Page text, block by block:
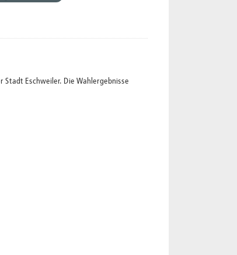
Stadt Eschweiler. Die Wahlergebnisse